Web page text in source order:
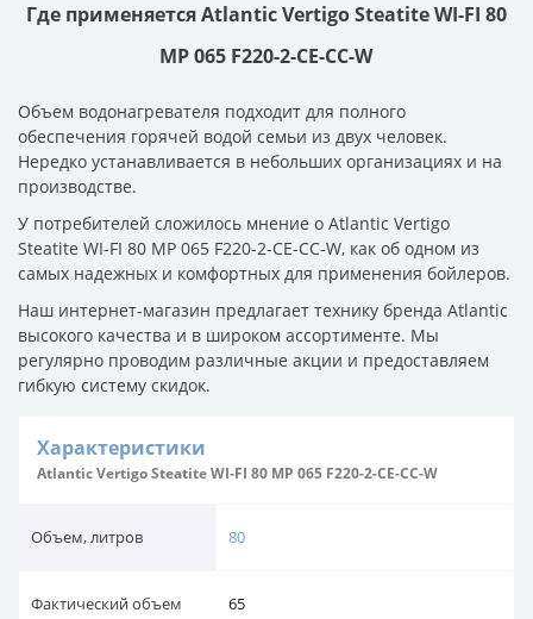
Где применяется Atlantic Vertigo Steatite WI-FI 80
MP 065 F220-2-CE-CC-W
Объем водонагревателя подходит для полного
обеспечения горячей водой семьи из двух человек.
Нередко устанавливается в небольших организациях и на
производстве.
У потребителей сложилось мнение о Atlantic Vertigo
Steatite WI-FI 80 MP 065 F220-2-CE-CC-W, как об одном из
самых надежных и комфортных для применения бойлеров.
Наш интернет-магазин предлагает технику бренда Atlantic
высокого качества и в широком ассортименте. Мы
регулярно проводим различные акции и предоставляем
гибкую систему скидок.
Характеристики
Atlantic Vertigo Steatite WI-FI 80 MP 065 F220-2-CE-CC-W
Объем, литров 80
Фактический объем 65